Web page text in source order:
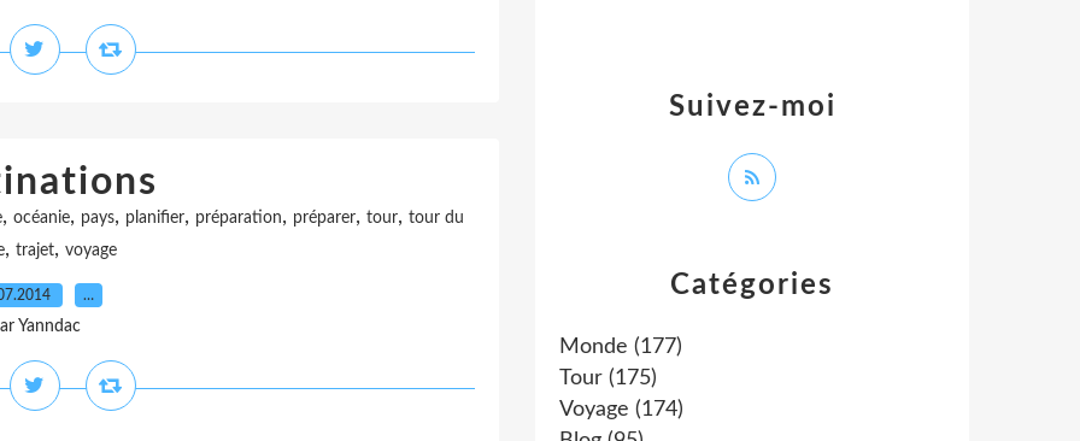
, océanie, pays, planifier, préparation, préparer, tour, tour du
, trajet, voyage
…
Yanndac
Catégories
Monde (177)
Tour (175)
Voyage (174)
Suivez-moi